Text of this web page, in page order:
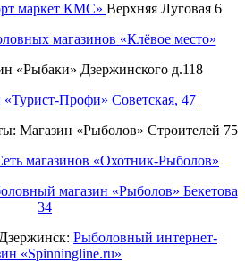
маркет КМС» Верхняя Луговая 6
магазинов «Клёвое место»
«Рыбаки» Дзержинского д.118
Профи» Советская, 47
Магазин «Рыболов» Строителей 75
магазинов «Охотник-Рыболов»
магазин «Рыболов» Бекетова
34
Рыболовный интернет-
«Spinningline.ru»